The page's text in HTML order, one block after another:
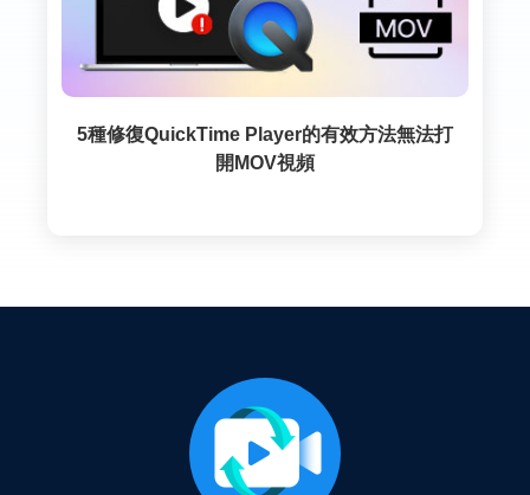
5種修復QuickTime Player的有效方法無法打
開MOV視頻